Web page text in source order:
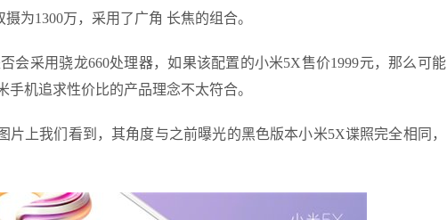
为1300万，采用了广角 长焦的组合。
会采用骁龙660处理器，如果该配置的小米5X售价1999元，那么可能
机追求性价比的产品理念不太符合。
片上我们看到，其角度与之前曝光的黑色版本小米5X谍照完全相同，